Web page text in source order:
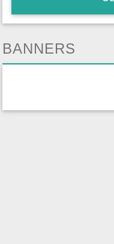
BANNERS